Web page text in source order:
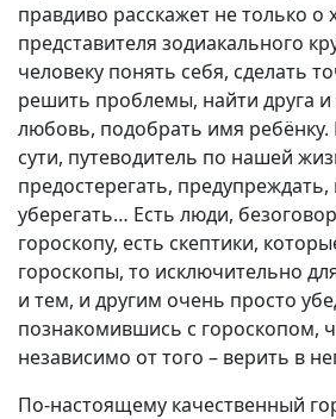
правдиво расскажет не только о
представителя зодиакального
человеку понять себя, сделать
решить проблемы, найти друга
любовь, подобрать имя ребёнку.
сути, путеводитель по нашей
предостерегать, предупреждать,
уберегать… Есть люди,
гороскопу, есть скептики,
гороскопы, то исключительно
и тем, и другим очень просто
познакомившись с гороскопом,
независимо от того – верить в
По-настоящему качественный